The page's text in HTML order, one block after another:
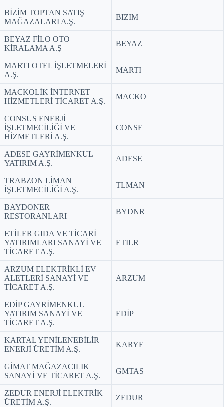
BİZİM TOPTAN SATIŞ
MAĞAZALARI A.Ş.
BIZIM
BEYAZ FİLO OTO
KİRALAMA A.Ş
BEYAZ
MARTI OTEL İŞLETMELERİ
A.Ş.
MARTI
MACKOLİK İNTERNET
HİZMETLERİ TİCARET A.Ş.
MACKO
CONSUS ENERJİ
İŞLETMECİLİĞİ VE
HİZMETLERİ A.Ş.
CONSE
ADESE GAYRİMENKUL
YATIRIM A.Ş.
ADESE
TRABZON LİMAN
İŞLETMECİLİĞİ A.Ş.
TLMAN
BAYDONER
RESTORANLARI
BYDNR
ETİLER GIDA VE TİCARİ
YATIRIMLARI SANAYİ VE
TİCARET A.Ş.
ETILR
ARZUM ELEKTRİKLİ EV
ALETLERİ SANAYİ VE
TİCARET A.Ş.
ARZUM
EDİP GAYRİMENKUL
YATIRIM SANAYİ VE
TİCARET A.Ş.
EDİP
KARTAL YENİLENEBİLİR
ENERJİ ÜRETİM A.Ş.
KARYE
GİMAT MAĞAZACILIK
SANAYİ VE TİCARET A.Ş.
GMTAS
ZEDUR ENERJİ ELEKTRİK
ÜRETİM A.Ş.
ZEDUR